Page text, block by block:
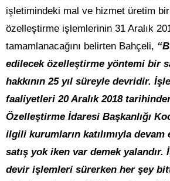
işletimindeki mal ve hizmet üretim
özelleştirme işlemlerinin 31 Aralık
tamamlanacağını belirten Bahçeli,
edilecek özelleştirme yöntemi bir
hakkının 25 yıl süreyle devridir.
faaliyetleri 20 Aralık 2018
Özelleştirme İdaresi Başkanlığı
ilgili kurumların katılımıyla
satış yok iken var demek yalandır.
devir işlemleri sürerken her şey